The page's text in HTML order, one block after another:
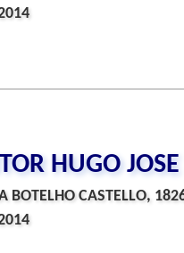
HUGO
BOTELHO CASTELLO,